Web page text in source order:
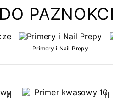
PAZNOKCI
Primery i Nail Prepy